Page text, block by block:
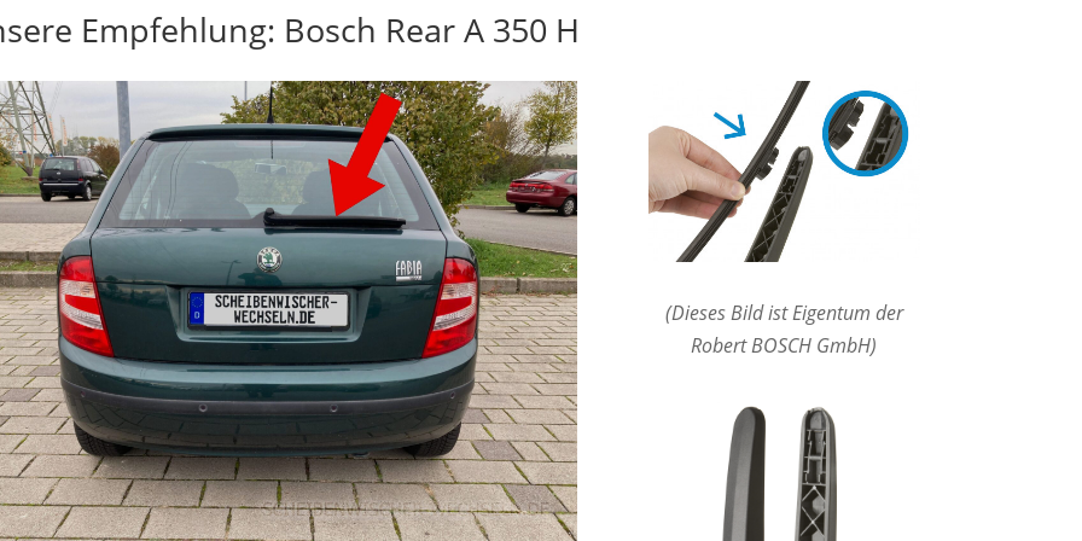
Empfehlung: Bosch Rear A 350 H
(Dieses Bild ist Eigentum der
Robert BOSCH GmbH)